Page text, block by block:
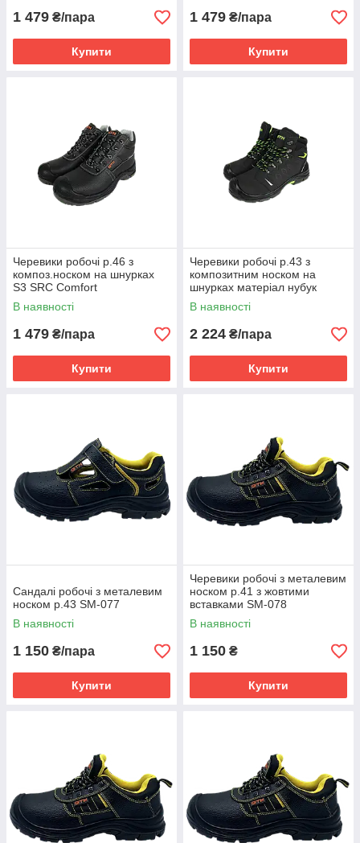
1 479 ₴/пара
Купити
1 479 ₴/пара
Купити
Черевики робочі р.46 з
композ.носком на шнурках
S3 SRC Comfort
В наявності
1 479 ₴/пара
Купити
Черевики робочі р.43 з
композитним носком на
шнурках матеріал нубук
Active
В наявності
2 224 ₴/пара
Купити
Сандалі робочі з металевим
носком р.43 SM-077
В наявності
1 150 ₴/пара
Купити
Черевики робочі з металевим
носком р.41 з жовтими
вставками SM-078
В наявності
1 150 ₴
Купити